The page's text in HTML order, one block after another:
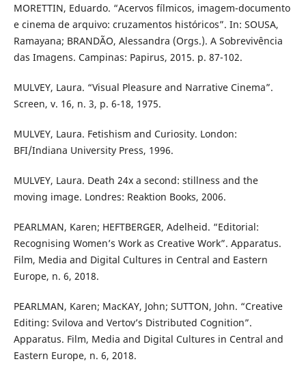
MORETTIN, Eduardo. “Acervos fílmicos, imagem-documento
e cinema de arquivo: cruzamentos históricos”. In: SOUSA,
Ramayana; BRANDÃO, Alessandra (Orgs.). A Sobrevivência
das Imagens. Campinas: Papirus, 2015. p. 87-102.
MULVEY, Laura. “Visual Pleasure and Narrative Cinema”.
Screen, v. 16, n. 3, p. 6-18, 1975.
MULVEY, Laura. Fetishism and Curiosity. London:
BFI/Indiana University Press, 1996.
MULVEY, Laura. Death 24x a second: stillness and the
moving image. Londres: Reaktion Books, 2006.
PEARLMAN, Karen; HEFTBERGER, Adelheid. “Editorial:
Recognising Women’s Work as Creative Work”. Apparatus.
Film, Media and Digital Cultures in Central and Eastern
Europe, n. 6, 2018.
PEARLMAN, Karen; MacKAY, John; SUTTON, John. “Creative
Editing: Svilova and Vertov’s Distributed Cognition”.
Apparatus. Film, Media and Digital Cultures in Central and
Eastern Europe, n. 6, 2018.